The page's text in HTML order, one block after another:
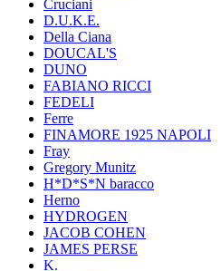
Cruciani
D.U.K.E.
Della Ciana
DOUCAL'S
DUNO
FABIANO RICCI
FEDELI
Ferre
FINAMORE 1925 NAPOLI
Fray
Gregory Munitz
H*D*S*N baracco
Herno
HYDROGEN
JACOB COHEN
JAMES PERSE
K.